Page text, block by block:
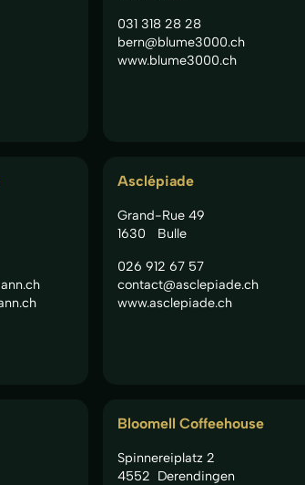
031 318 28 28
bern@blume3000.ch
www.blume3000.ch
Asclépiade
Grand-Rue 49
1630
Bulle
026 912 67 57
contact@asclepiade.ch
www.asclepiade.ch
Bloomell Coffeehouse
Spinnereiplatz 2
4552 Derendingen